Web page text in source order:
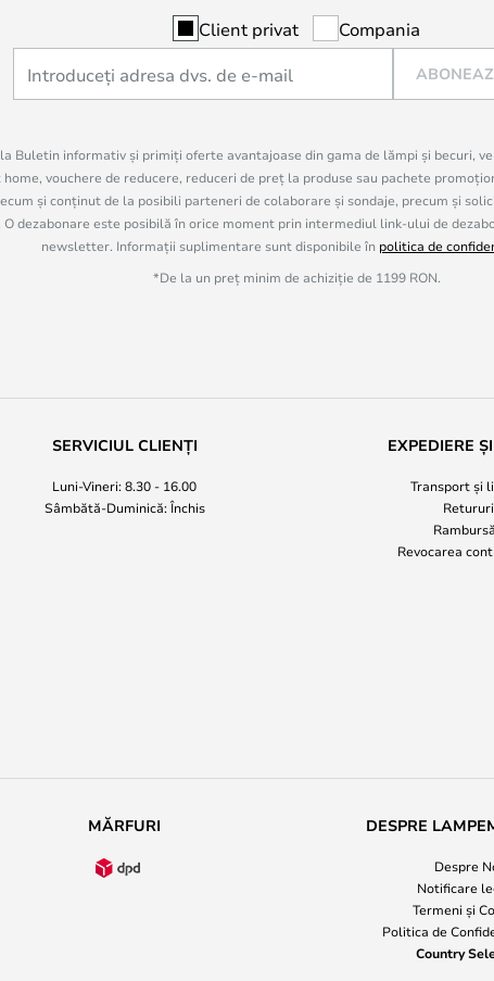
Client privat Compania
Buletin informativ și primiți oferte avantajoase din gama de lămpi și becuri,
vouchere de reducere, reduceri de preț la produse sau pachete
și conținut de la posibili parteneri de colaborare și sondaje, precum și
O dezabonare este posibilă în orice moment prin intermediul link-ului de
newsletter. Informații suplimentare sunt disponibile în politica de
*De la un preț minim de achiziție de 1199 RON.
SERVICIUL CLIENȚI
Luni-Vineri: 8.30 - 16.00
Sâmbătă-Duminică: Închis
EXPEDIERE
Transport și
Retururi
Revocarea
MĂRFURI DESPRE
Despre
Notificare
Termeni și
Politica de
Country